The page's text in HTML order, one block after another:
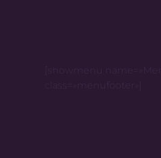
[showmenu
class=»menufooter»]